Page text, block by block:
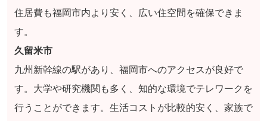
住居費も福岡市内より安く、広い住空間を確保できま
す。
久留米市
九州新幹線の駅があり、福岡市へのアクセスが良好で
す。大学や研究機関も多く、知的な環境でテレワークを
行うことができます。生活コストが比較的安く、家族で